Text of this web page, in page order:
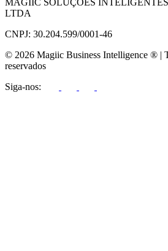
MAGIIC SOLUÇÕES
LTDA
CNPJ: 30.204.599/0001-46
© 2026 Magiic Business Intelligence ® |
reservados
Siga-nos: